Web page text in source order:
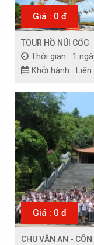
Giá : 0 đ
TOUR HỒ NÚI CỐC
Thời gian : 1
Khởi hành : Liên
Giá : 0 đ
CHU VĂN AN -